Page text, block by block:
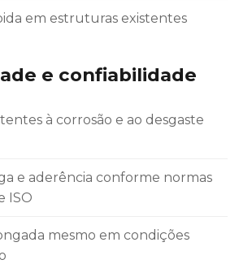
em estruturas existentes
e confiabilidade
à corrosão e ao desgaste
e aderência conforme normas
ISO
mesmo em condições